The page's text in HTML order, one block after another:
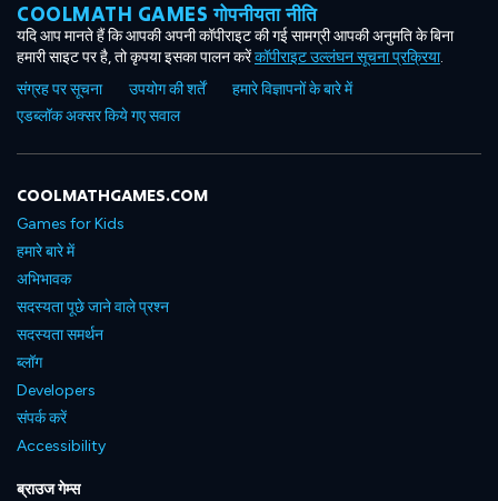
COOLMATH GAMES गोपनीयता नीति
यदि आप मानते हैं कि आपकी अपनी कॉपीराइट की गई सामग्री आपकी अनुमति के बिना
हमारी साइट पर है, तो कृपया इसका पालन करेंकॉपीराइट उल्लंघन सूचना प्रक्रिया.
संग्रह पर सूचना
उपयोग की शर्तें
हमारे विज्ञापनों के बारे में
एडब्लॉक अक्सर किये गए सवाल
COOLMATHGAMES.COM
Games for Kids
हमारे बारे में
अभिभावक
सदस्यता पूछे जाने वाले प्रश्न
सदस्यता समर्थन
ब्लॉग
Developers
संपर्क करें
Accessibility
ब्राउज गेम्स